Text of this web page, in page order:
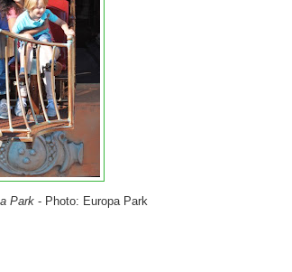
Park - Photo: Europa Park